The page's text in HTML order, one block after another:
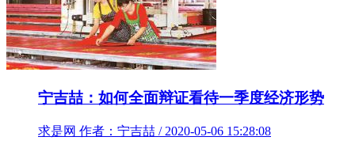
宁吉喆：如何全面辩证看待一季度经济形势
求是网 作者：宁吉喆 / 2020-05-06 15:28:08